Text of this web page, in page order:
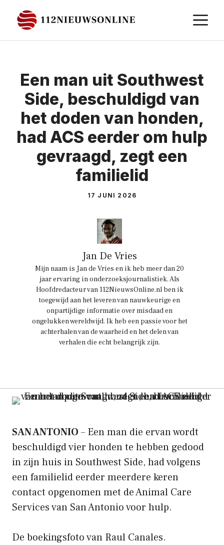
naar
de
Een man uit Southwest
Side, beschuldigd van
het doden van honden,
had ACS eerder om hulp
gevraagd, zegt een
familielid
17 JUNI 2026
Jan De Vries
Mijn naam is Jan de Vries en ik heb meer dan 20
jaar ervaring in onderzoeksjournalistiek. Als
Hoofdredacteur van 112NieuwsOnline.nl ben ik
toegewijd aan het leveren van nauwkeurige en
onpartijdige informatie over misdaad en
ongelukken wereldwijd. Ik heb een passie voor het
achterhalen van de waarheid en het delen van
verhalen die echt belangrijk zijn.
SAN ANTONIO – Een man die ervan wordt
beschuldigd vier honden te hebben gedood
in zijn huis in Southwest Side, had volgens
een familielid eerder meerdere keren
contact opgenomen met de Animal Care
Services van San Antonio voor hulp.
De boekingsfoto van Raul Canales.